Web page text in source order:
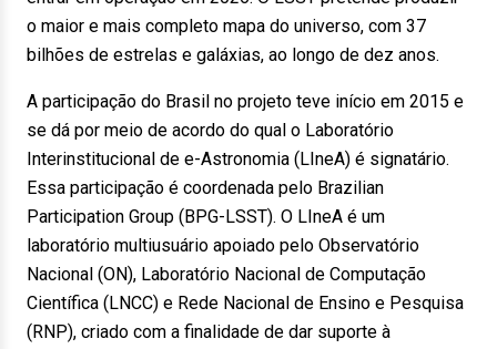
o maior e mais completo mapa do universo, com 37
bilhões de estrelas e galáxias, ao longo de dez anos.
A participação do Brasil no projeto teve início em 2015 e
se dá por meio de acordo do qual o Laboratório
Interinstitucional de e-Astronomia (LIneA) é signatário.
Essa participação é coordenada pelo Brazilian
Participation Group (BPG-LSST). O LIneA é um
laboratório multiusuário apoiado pelo Observatório
Nacional (ON), Laboratório Nacional de Computação
Científica (LNCC) e Rede Nacional de Ensino e Pesquisa
(RNP), criado com a finalidade de dar suporte à